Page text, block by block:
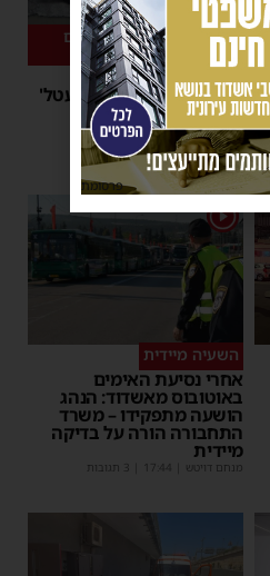
המיזם שהפך לשיחת היום
באשדוד
במשך 15 שעות: אלפי
בחורים גדשו את 'השטעטל'
ונהנו מרצף חוויות סביב
השעון
יוסי יחזקאלי |
06:59
1
השעיה מיידית
אחרי נסיעת האימים
באוטובוס מאשדוד: הנהג
הושעה מתפקידו – משרד
התחבורה הורה על בדיקה
מיידית
מנחם דויטש |
17:44
פרסומת